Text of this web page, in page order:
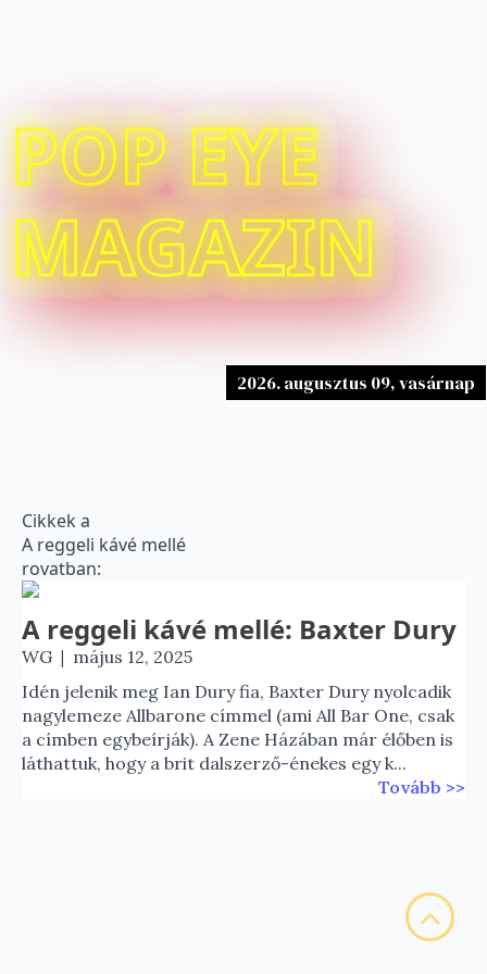
POP EYE
MAGAZIN
2026. augusztus 09, vasárnap
Cikkek a
A reggeli kávé mellé
rovatban:
A reggeli kávé mellé: Baxter Dury
WG | május 12, 2025
Idén jelenik meg Ian Dury fia, Baxter Dury nyolcadik
nagylemeze Allbarone címmel (ami All Bar One, csak
a címben egybeírják). A Zene Házában már élőben is
láthattuk, hogy a brit dalszerző-énekes egy k...
Tovább >>